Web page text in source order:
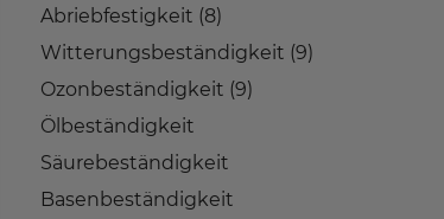
Abriebfestigkeit (8)
Witterungsbeständigkeit (9)
Ozonbeständigkeit (9)
Ölbeständigkeit
Säurebeständigkeit
Basenbeständigkeit